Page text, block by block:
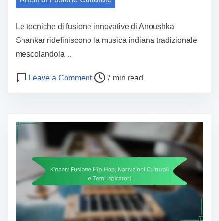
Le tecniche di fusione innovative di Anoushka
Shankar ridefiniscono la musica indiana tradizionale
mescolandola…
Leave a Commenton Anoushka Shankar: Tecniche di
Post read time 7 min read